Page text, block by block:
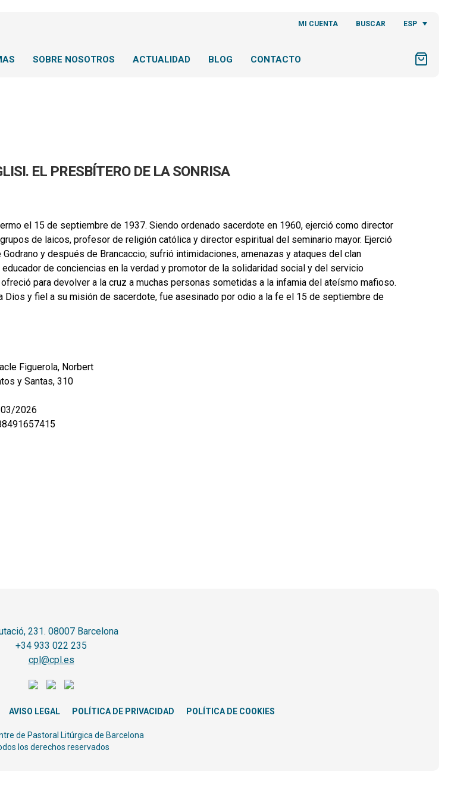
MI CUENTA BUSCAR ESP
SOBRE NOSOTROS ACTUALIDAD BLOG CONTACTO
EL PRESBÍTERO DE LA SONRISA
el 15 de septiembre de 1937. Siendo ordenado sacerdote en 1960, ejerció como director
de laicos, profesor de religión católica y director espiritual del seminario mayor. Ejerció
y después de Brancaccio; sufrió intimidaciones, amenazas y ataques del clan
de conciencias en la verdad y promotor de la solidaridad social y del servicio
para devolver a la cruz a muchas personas sometidas a la infamia del ateísmo mafioso.
Dios y fiel a su misión de sacerdote, fue asesinado por odio a la fe el 15 de septiembre de
Figuerola, Norbert
y Santas, 310
2026
231. 08007 Barcelona
+34 933 022 235
cpl@cpl.es
AVISO LEGAL POLÍTICA DE PRIVACIDAD POLÍTICA DE COOKIES
de Pastoral Litúrgica de Barcelona
los derechos reservados